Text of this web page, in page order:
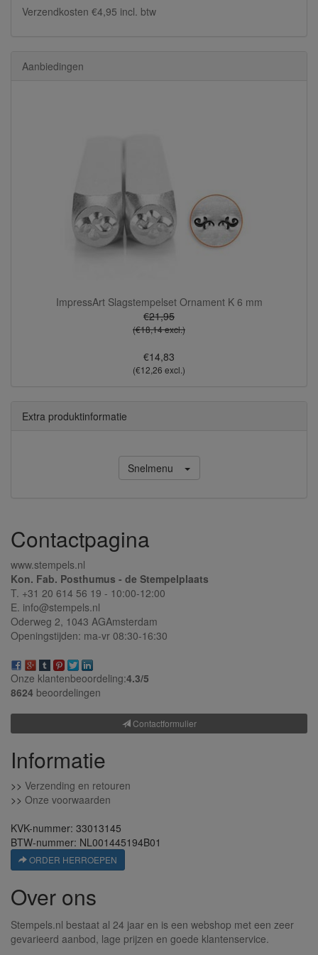
Verzendkosten €4,95 incl. btw
Aanbiedingen
ImpressArt Slagstempelset Ornament K 6 mm
€21,95
(€18,14 excl.)
€14,83
(€12,26 excl.)
Extra produktinformatie
Snelmenu
Contactpagina
www.stempels.nl
Kon. Fab. Posthumus - de Stempelplaats
T. +31 20 614 56 19 - 10:00-12:00
E. info@stempels.nl
Oderweg 2, 1043 AGAmsterdam
Openingstijden: ma-vr 08:30-16:30
Onze klantenbeoordeling:4.3/5
8624 beoordelingen
Contactformulier
Informatie
>> Verzending en retouren
>> Onze voorwaarden
KVK-nummer: 33013145
BTW-nummer: NL001445194B01
ORDER HERROEPEN
Over ons
Stempels.nl bestaat al 24 jaar en is een webshop met een zeer
gevarieerd aanbod, lage prijzen en goede klantenservice.